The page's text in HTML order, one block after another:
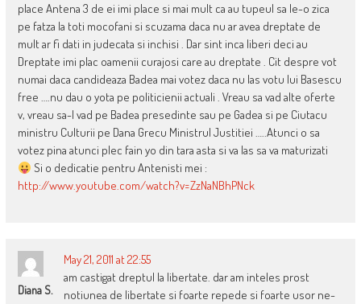
place Antena 3 de ei imi place si mai mult ca au tupeul sa le-o zica
pe fatza la toti mocofani si scuzama daca nu ar avea dreptate de
mult ar fi dati in judecata si inchisi . Dar sint inca liberi deci au
Dreptate imi plac oamenii curajosi care au dreptate . Cit despre vot
numai daca candideaza Badea mai votez daca nu las votu lui Basescu
free ….nu dau o yota pe politicienii actuali . Vreau sa vad alte oferte
v, vreau sa-l vad pe Badea presedinte sau pe Gadea si pe Ciutacu
ministru Culturii pe Dana Grecu Ministrul Justitiei …..Atunci o sa
votez pina atunci plec fain yo din tara asta si va las sa va maturizati
Si o dedicatie pentru Antenisti mei :
http://www.youtube.com/watch?v=ZzNaNBhPNck
Diana S.
May 21, 2011 at 22:55
am castigat dreptul la libertate. dar am inteles prost
notiunea de libertate si foarte repede si foarte usor ne-